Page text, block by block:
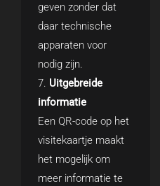
geven zonder dat
daar technische
apparaten voor
nodig zijn.
Uitgebreide
informatie
Een QR-code op het
visitekaartje maakt
het mogelijk om
meer informatie te